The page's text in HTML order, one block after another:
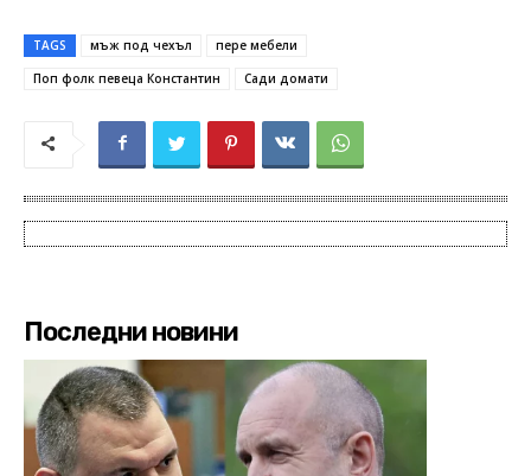
TAGS мъж под чехъл
пере мебели
Поп фолк певеца Константин
Сади домати
Последни новини